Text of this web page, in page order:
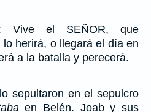
Vive el SEÑOR, que
herirá, o llegará el día en
a la batalla y perecerá.
sepultaron en el sepulcro
en Belén. Joab y sus